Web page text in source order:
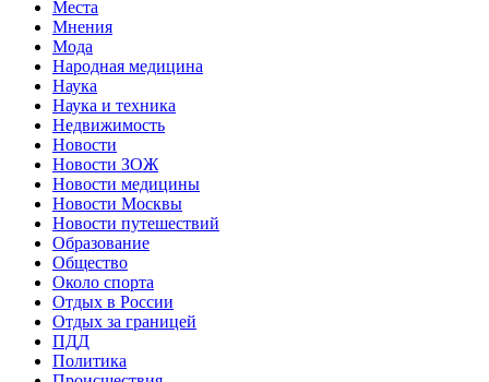
Места
Мнения
Мода
Народная медицина
Наука
Наука и техника
Недвижимость
Новости
Новости ЗОЖ
Новости медицины
Новости Москвы
Новости путешествий
Образование
Общество
Около спорта
Отдых в России
Отдых за границей
ПДД
Политика